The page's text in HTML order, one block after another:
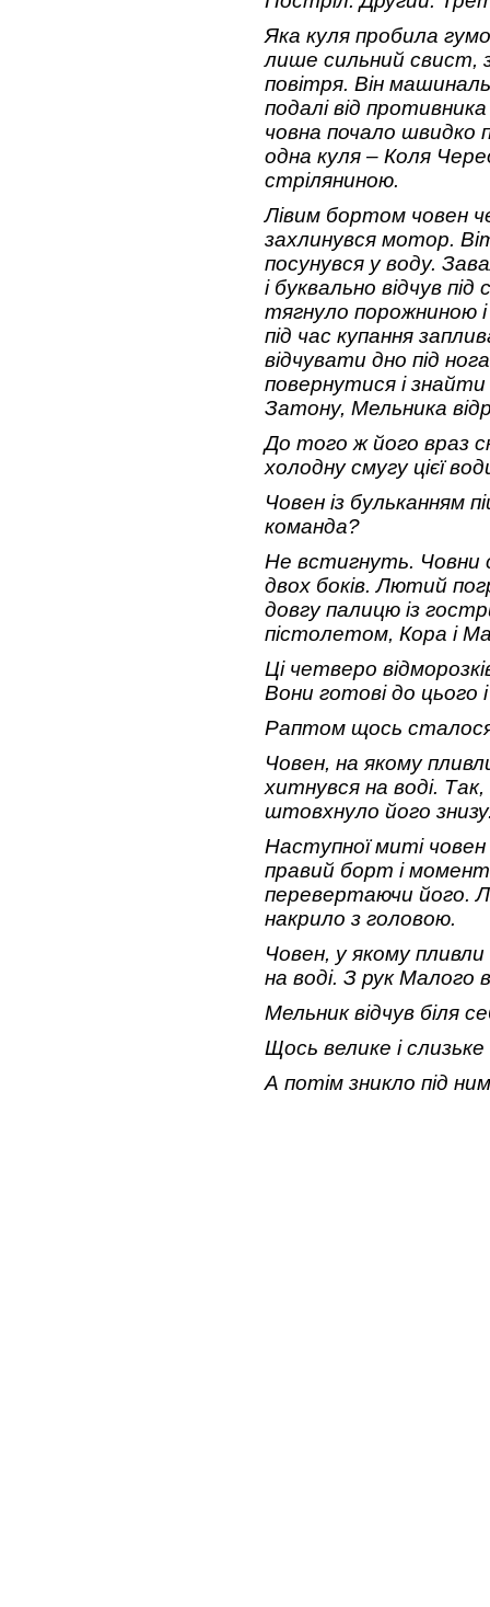
Яка куля пробила
лише сильний свист,
повітря. Він
подалі від
човна почало швидко
одна куля – Коля
стріляниною.
Лівим бортом човен
захлинувся мотор.
посунувся у воду.
і буквально відчув
тягнуло порожниною
під час купання
відчувати дно під
повернутися і
Затону, Мельника
До того ж його враз
холодну смугу цієї
Човен із бульканням
команда?
Не встигнуть. Човни
двох боків. Лютий
довгу палицю із
пістолетом, Кора і
Ці четверо
Вони готові до цього
Раптом щось
Човен, на якому
хитнувся на воді.
штовхнуло його
Наступної миті
правий борт і
перевертаючи його.
накрило з головою.
Човен, у якому пливли
на воді. З рук Малого
Мельник відчув біля
Щось велике і
А потім зникло під